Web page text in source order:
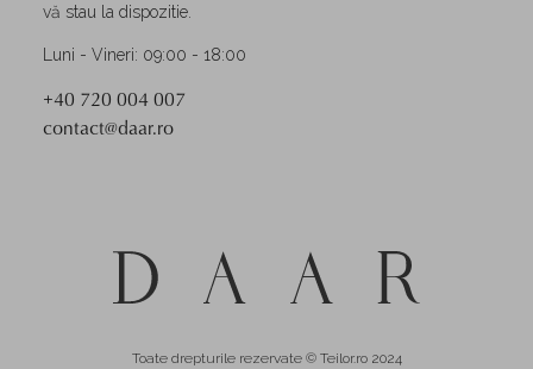
vă stau la dispozitie.
Luni - Vineri: 09:00 - 18:00
+40 720 004 007
contact@daar.ro
Toate drepturile rezervate © Teilor.ro 2024